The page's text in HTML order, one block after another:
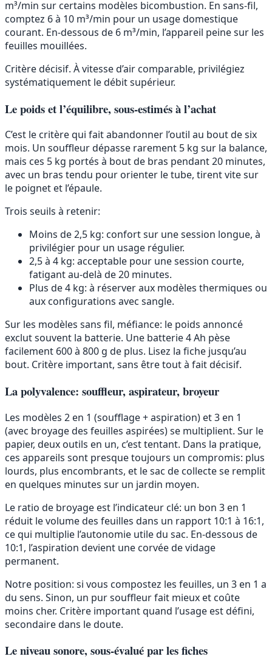
m³/min sur certains modèles bicombustion. En sans-fil,
comptez 6 à 10 m³/min pour un usage domestique
courant. En-dessous de 6 m³/min, l’appareil peine sur les
feuilles mouillées.
Critère décisif. À vitesse d’air comparable, privilégiez
systématiquement le débit supérieur.
Le poids et l’équilibre, sous-estimés à l’achat
C’est le critère qui fait abandonner l’outil au bout de six
mois. Un souffleur dépasse rarement 5 kg sur la balance,
mais ces 5 kg portés à bout de bras pendant 20 minutes,
avec un bras tendu pour orienter le tube, tirent vite sur
le poignet et l’épaule.
Trois seuils à retenir:
Moins de 2,5 kg: confort sur une session longue, à
privilégier pour un usage régulier.
2,5 à 4 kg: acceptable pour une session courte,
fatigant au-delà de 20 minutes.
Plus de 4 kg: à réserver aux modèles thermiques ou
aux configurations avec sangle.
Sur les modèles sans fil, méfiance: le poids annoncé
exclut souvent la batterie. Une batterie 4 Ah pèse
facilement 600 à 800 g de plus. Lisez la fiche jusqu’au
bout. Critère important, sans être tout à fait décisif.
La polyvalence: souffleur, aspirateur, broyeur
Les modèles 2 en 1 (soufflage + aspiration) et 3 en 1
(avec broyage des feuilles aspirées) se multiplient. Sur le
papier, deux outils en un, c’est tentant. Dans la pratique,
ces appareils sont presque toujours un compromis: plus
lourds, plus encombrants, et le sac de collecte se remplit
en quelques minutes sur un jardin moyen.
Le ratio de broyage est l’indicateur clé: un bon 3 en 1
réduit le volume des feuilles dans un rapport 10:1 à 16:1,
ce qui multiplie l’autonomie utile du sac. En-dessous de
10:1, l’aspiration devient une corvée de vidage
permanent.
Notre position: si vous compostez les feuilles, un 3 en 1 a
du sens. Sinon, un pur souffleur fait mieux et coûte
moins cher. Critère important quand l’usage est défini,
secondaire dans le doute.
Le niveau sonore, sous-évalué par les fiches